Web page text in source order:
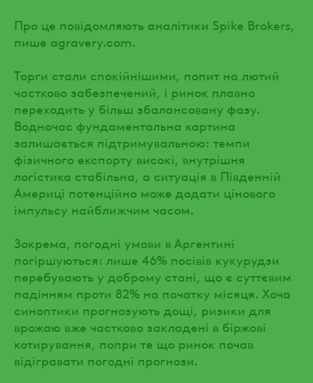
Про це повідомляють аналітики Spike Brokers,
пише agravery.com.
Торги стали спокійнішими, попит на лютий
частково забезпечений, і ринок плавно
переходить у більш збалансовану фазу.
Водночас фундаментальна картина
залишається підтримувальною: темпи
фізичного експорту високі, внутрішня
логістика стабільна, а ситуація в Південній
Америці потенційно може додати цінового
імпульсу найближчим часом.
Зокрема, погодні умови в Аргентині
погіршуються: лише 46% посівів кукурудзи
перебувають у доброму стані, що є суттєвим
падінням проти 82% на початку місяця. Хоча
синоптики прогнозують дощі, ризики для
врожаю вже частково закладені в біржові
котирування, попри те що ринок почав
відігравати погодні прогнози.